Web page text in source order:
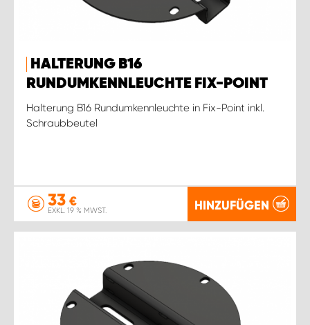
HALTERUNG B16
RUNDUMKENNLEUCHTE FIX-POINT
Halterung B16 Rundumkennleuchte in Fix-Point inkl.
Schraubbeutel
33 €
EXKL. 19 % MWST. HINZUFÜGEN